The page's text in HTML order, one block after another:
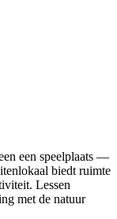
een speelplaats —
biedt ruimte
Lessen
met de natuur